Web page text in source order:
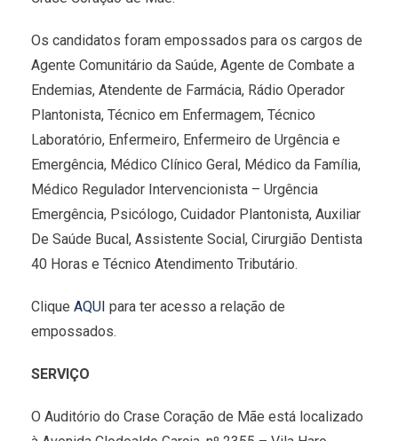
Os candidatos foram empossados para os cargos de
Agente Comunitário da Saúde, Agente de Combate a
Endemias, Atendente de Farmácia, Rádio Operador
Plantonista, Técnico em Enfermagem, Técnico
Laboratório, Enfermeiro, Enfermeiro de Urgência e
Emergência, Médico Clínico Geral, Médico da Família,
Médico Regulador Intervencionista – Urgência
Emergência, Psicólogo, Cuidador Plantonista, Auxiliar
De Saúde Bucal, Assistente Social, Cirurgião Dentista
40 Horas e Técnico Atendimento Tributário.
Clique AQUI para ter acesso a relação de
empossados.
SERVIÇO
O Auditório do Crase Coração de Mãe está localizado